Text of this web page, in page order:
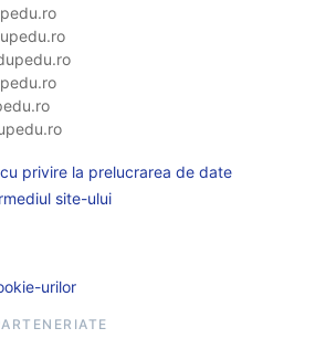
privire la prelucrarea de date
site-ului
urilor